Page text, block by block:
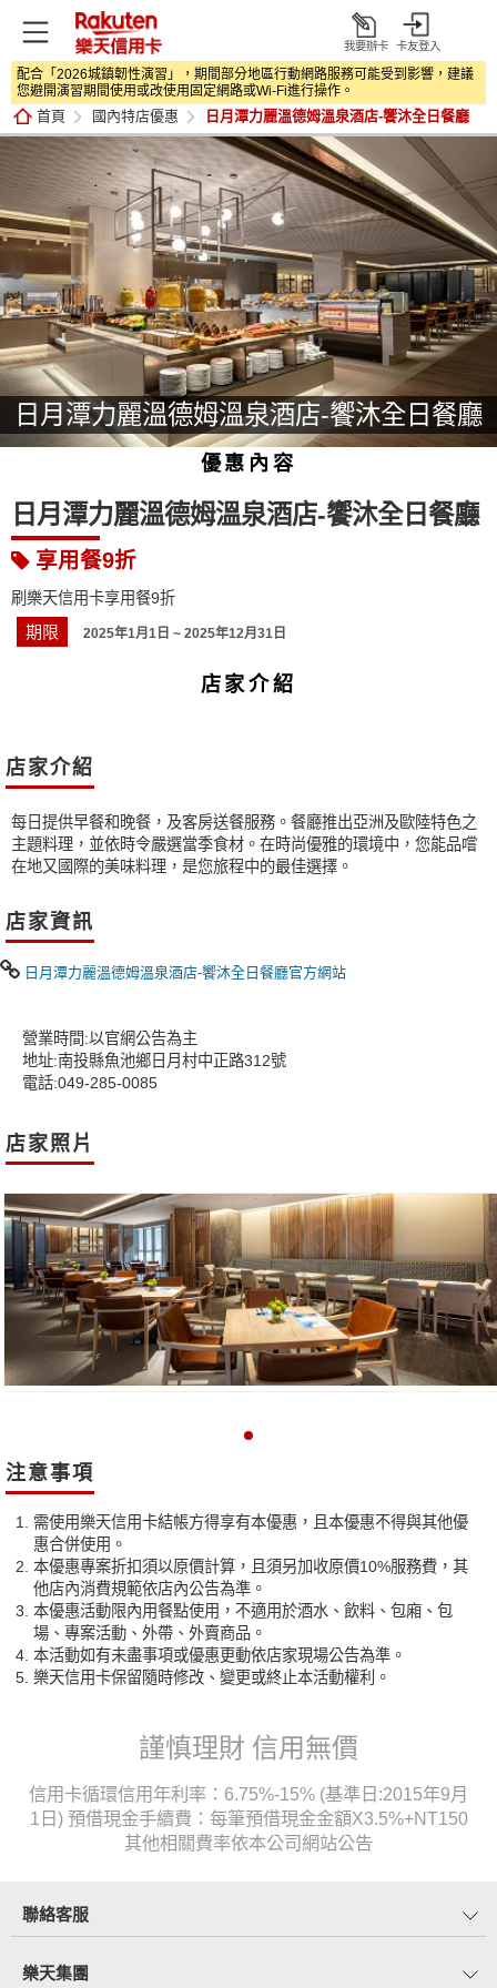
打
開
我要辦卡 卡友登入
配合「2026城鎮韌性演習」，期間部分地區行動網路服務可能受到影響，建議
您避開演習期間使用或改使用固定網路或Wi‑Fi進行操作。
首頁 國內特店優惠 日月潭力麗溫德姆溫泉酒店-饗沐全日餐廳
日月潭力麗溫德姆溫泉酒店-饗沐全日餐廳
優惠內容
日月潭力麗溫德姆溫泉酒店-饗沐全日餐廳
享用餐9折
刷樂天信用卡享用餐9折
期限 2025年1月1日 ~ 2025年12月31日
店家介紹
店家介紹
每日提供早餐和晚餐，及客房送餐服務。餐廳推出亞洲及歐陸特色之
主題料理，並依時令嚴選當季食材。在時尚優雅的環境中，您能品嚐
在地又國際的美味料理，是您旅程中的最佳選擇。
店家資訊
日月潭力麗溫德姆溫泉酒店-饗沐全日餐廳官方網站
營業時間:以官網公告為主
地址:南投縣魚池鄉日月村中正路312號
電話:049-285-0085
店家照片
注意事項
需使用樂天信用卡結帳方得享有本優惠，且本優惠不得與其他優
惠合併使用。
本優惠專案折扣須以原價計算，且須另加收原價10%服務費，其
他店內消費規範依店內公告為準。
本優惠活動限內用餐點使用，不適用於酒水、飲料、包廂、包
場、專案活動、外帶、外賣商品。
本活動如有未盡事項或優惠更動依店家現場公告為準。
樂天信用卡保留隨時修改、變更或終止本活動權利。
謹慎理財 信用無價
信用卡循環信用年利率：6.75%-15% (基準日:2015年9月
1日) 預借現金手續費：每筆預借現金金額X3.5%+NT150
其他相關費率依本公司網站公告
聯絡客服
樂天集團